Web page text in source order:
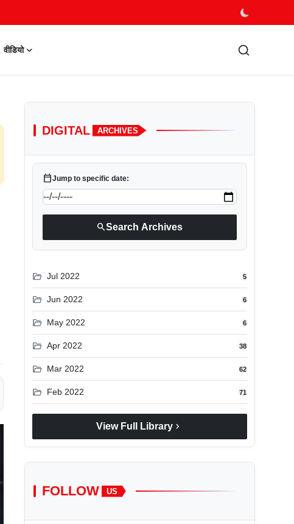
वीडियो
DIGITAL ARCHIVES
calendar_todayJump to specific date:
searchSearch Archives
folder_open Jul 2022 5
folder_open Jun 2022 6
folder_open May 2022 6
folder_open Apr 2022 38
folder_open Mar 2022 62
folder_open Feb 2022 71
View Full Library chevron_right
FOLLOW US